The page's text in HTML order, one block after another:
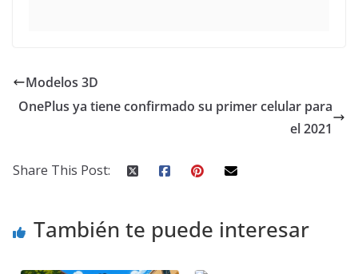
Modelos 3D
OnePlus ya tiene confirmado su primer celular para
el 2021
Share This Post:
También te puede interesar